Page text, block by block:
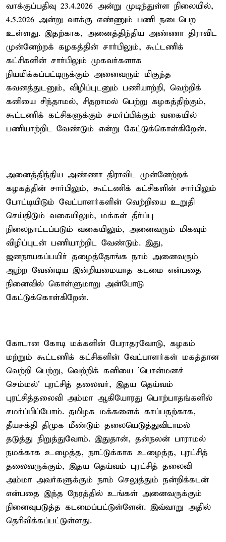
வாக்குப்பதிவு 23.4.2026 அன்று முடிந்துள்ள நிலையில்,
4.5.2026 அன்று வாக்கு எண்ணும் பணி நடைபெற
உள்ளது. இதற்காக, அனைத்திந்திய அண்ணா திராவிட
முன்னேற்றக் கழகத்தின் சார்பிலும், கூட்டணிக்
கட்சிகளின் சார்பிலும் முகவர்களாக
நியமிக்கப்பட்டிருக்கும் அனைவரும் மிகுந்த
கவனத்துடனும், விழிப்புடனும் பணியாற்றி, வெற்றிக்
கனியை சிந்தாமல், சிதறாமல் பெற்று கழகத்திற்கும்,
கூட்டணிக் கட்சிகளுக்கும் சமர்ப்பிக்கும் வகையில்
பணியாற்றிட வேண்டும் என்று கேட்டுக்கொள்கிறேன்.
அனைத்திந்திய அண்ணா திராவிட முன்னேற்றக்
கழகத்தின் சார்பிலும், கூட்டணிக் கட்சிகளின் சார்பிலும்
போட்டியிடும் வேட்பாளர்களின் வெற்றியை உறுதி
செய்திடும் வகையிலும், மக்கள் தீர்ப்பு
நிலைநாட்டப்படும் வகையிலும், அனைவரும் மிகவும்
விழிப்புடன் பணியாற்றிட வேண்டும். இது,
ஜனநாயகப்பயிர் தழைத்தோங்க நாம் அனைவரும்
ஆற்ற வேண்டிய இன்றியமையாத கடமை என்பதை
நினைவில் கொள்ளுமாறு அன்போடு
கேட்டுக்கொள்கிறேன்.
கோடான கோடி மக்களின் பேராதரவோடு, கழகம்
மற்றும் கூட்டணிக் கட்சிகளின் வேட்பாளர்கள் மகத்தான
வெற்றி பெற்று, வெற்றிக் கனியை 'பொன்மனச்
செம்மல்' புரட்சித் தலைவர், இதய தெய்வம்
புரட்சித்தலைவி அம்மா ஆகியோரது பொற்பாதங்களில்
சமர்ப்பிப்போம். தமிழக மக்களைக் காப்பதற்காக,
தீயசக்தி திமுக மீண்டும் தலையெடுத்துவிடாமல்
தடுத்து நிறுத்துவோம். இதுதான், தன்நலன் பாராமல்
நமக்காக உழைத்த, நாட்டுக்காக உழைத்த, புரட்சித்
தலைவருக்கும், இதய தெய்வம் புரட்சித் தலைவி
அம்மா அவர்களுக்கும் நாம் செலுத்தும் நன்றிக்கடன்
என்பதை இந்த நேரத்தில் உங்கள் அனைவருக்கும்
நினைவுபடுத்த கடமைப்பட்டுள்ளேன். இவ்வாறு அதில்
தெரிவிக்கப்பட்டுள்ளது.